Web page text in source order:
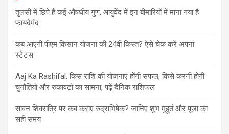
तुलसी में छिपे हैं कई औषधीय गुण, आयुर्वेद में इन बीमारियों में माना गया है
फायदेमंद
कब आएगी पीएम किसान योजना की 24वीं किस्त? ऐसे चेक करें अपना
स्टेटस
Aaj Ka Rashifal: किस राशि की योजनाएं होंगी सफल, किसे करनी होगी
चुनौतियों और रुकावटों का सामना, पढ़ें दैनिक राशिफल
सावन शिवरात्रि पर कब कराएं रुद्राभिषेक? जानिए शुभ मुहूर्त और पूजा का
सही समय